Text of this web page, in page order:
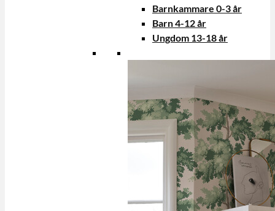
Barnkammare 0-3 år
Barn 4-12 år
Ungdom 13-18 år